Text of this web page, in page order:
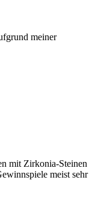
meiner
mit Zirkonia-Steinen
meist sehr